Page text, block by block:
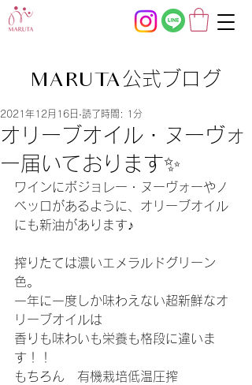
MARUTA公式ブログ
オリーブオイル・ヌーヴォ
ー届いております✨
2021年12月16日 読了時間: 1分
ワインにボジョレー・ヌーヴォーやノ
ベッロがあるように、オリーブオイル
にも新油があります♪
搾りたては濃いエメラルドグリーン
色。
一年に一度しか味わえない超新鮮なオ
リーブオイルは
香りも味わいも栄養も格段に違いま
す！！
もちろん　有機栽培低温圧搾